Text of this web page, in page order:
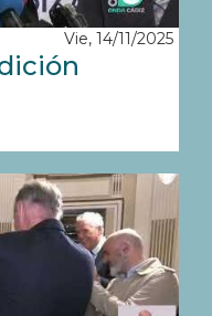
Vie, 14/11/2025